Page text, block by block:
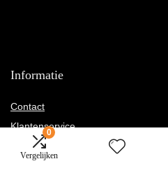
0
Vergelijken
Informatie
Contact
Klantenservice
Over ons